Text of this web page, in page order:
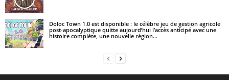
Doloc Town 1.0 est disponible : le célèbre jeu de gestion agricole
post-apocalyptique quitte aujourd’hui l’accès anticipé avec une
histoire complète, une nouvelle région...